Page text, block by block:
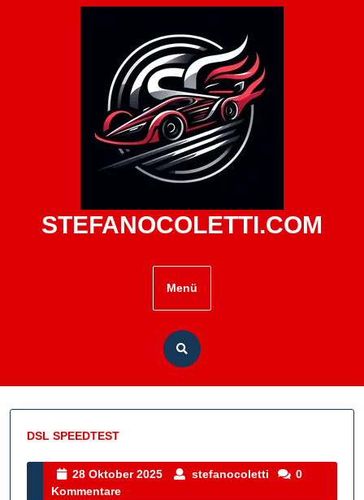
STEFANOCOLETTI.COM
Menü
DSL SPEEDTEST
Kategorie
28 Oktober 2025
28
stefanocoletti stefanocoletti
0
Kommentare